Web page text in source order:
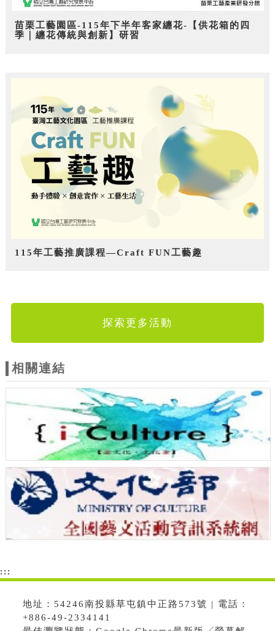
苗栗工藝園區-115年下半年客家纏花-【供花箱的四
季｜纏花傳統與創新】研習
115年工藝推廣課程—Craft FUN工藝趣
探索更多活動
相關連結
:::
地址：54246南投縣草屯鎮中正路573號 | 電話：
+886-49-2334141